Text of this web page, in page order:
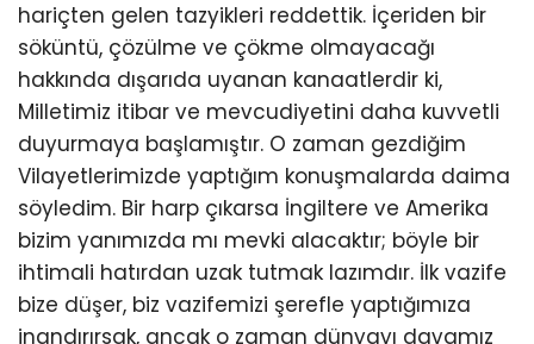
hariçten gelen tazyikleri reddettik. İçeriden bir
söküntü, çözülme ve çökme olmayacağı
hakkında dışarıda uyanan kanaatlerdir ki,
Milletimiz itibar ve mevcudiyetini daha kuvvetli
duyurmaya başlamıştır. O zaman gezdiğim
Vilayetlerimizde yaptığım konuşmalarda daima
söyledim. Bir harp çıkarsa İngiltere ve Amerika
bizim yanımızda mı mevki alacaktır; böyle bir
ihtimali hatırdan uzak tutmak lazımdır. İlk vazife
bize düşer, biz vazifemizi şerefle yaptığımıza
inandırırsak, ancak o zaman dünyayı davamız